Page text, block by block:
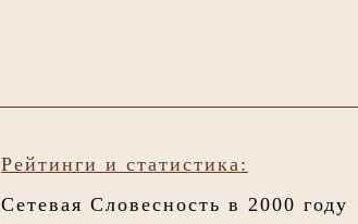
Рейтинги и статистика:
Сетевая Словесность в 2000 году